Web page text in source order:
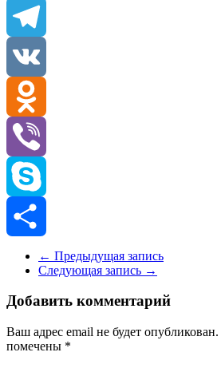
Email
Telegram
VK
Odnoklassniki
Viber
Skype
Отправить
← Предыдущая запись
Следующая запись →
Добавить комментарий
Ваш адрес email не будет опубликован.
помечены *